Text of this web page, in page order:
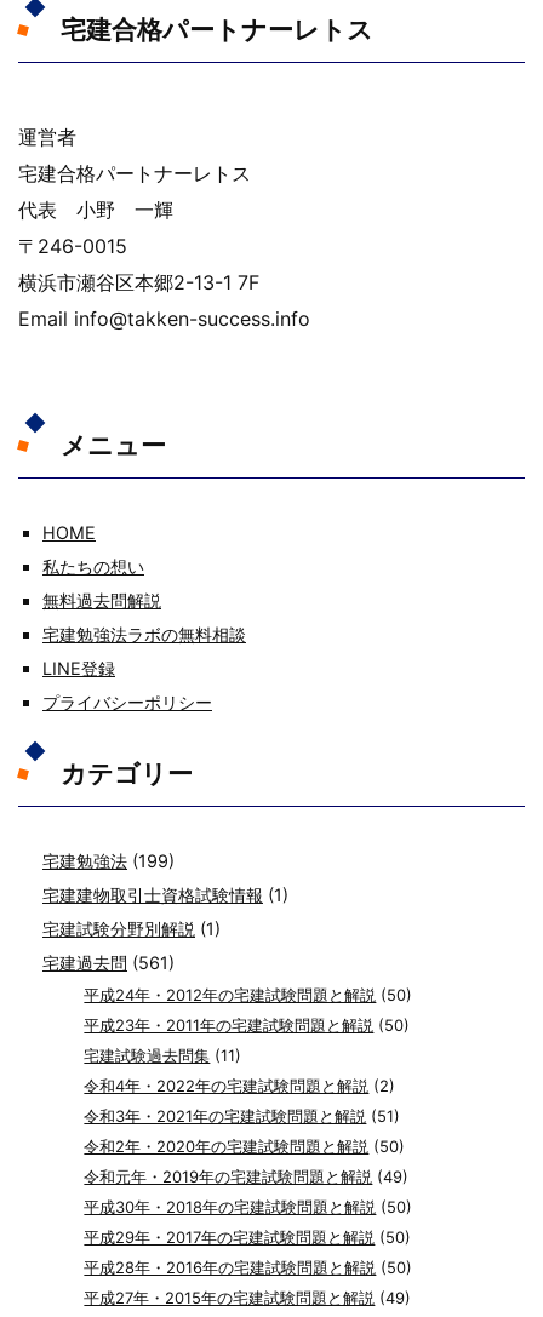
宅建合格パートナーレトス
運営者
宅建合格パートナーレトス
代表 小野 一輝
〒246-0015
横浜市瀬谷区本郷2-13-1 7F
Email info@takken-success.info
メニュー
HOME
私たちの想い
無料過去問解説
宅建勉強法ラボの無料相談
LINE登録
プライバシーポリシー
カテゴリー
宅建勉強法 (199)
宅建建物取引士資格試験情報 (1)
宅建試験分野別解説 (1)
宅建過去問 (561)
平成24年・2012年の宅建試験問題と解説 (50)
平成23年・2011年の宅建試験問題と解説 (50)
宅建試験過去問集 (11)
令和4年・2022年の宅建試験問題と解説 (2)
令和3年・2021年の宅建試験問題と解説 (51)
令和2年・2020年の宅建試験問題と解説 (50)
令和元年・2019年の宅建試験問題と解説 (49)
平成30年・2018年の宅建試験問題と解説 (50)
平成29年・2017年の宅建試験問題と解説 (50)
平成28年・2016年の宅建試験問題と解説 (50)
平成27年・2015年の宅建試験問題と解説 (49)